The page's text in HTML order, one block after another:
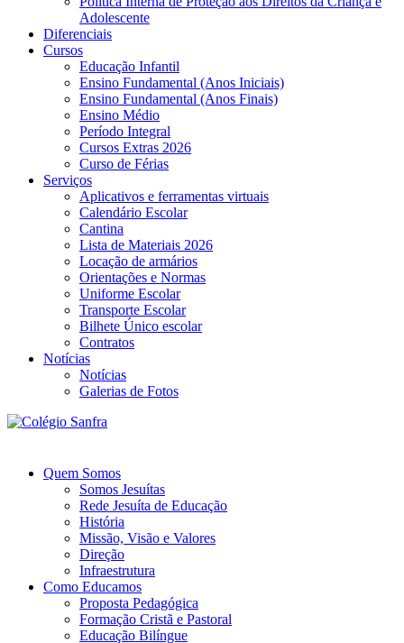
Adolescente
Diferenciais
Cursos
Educação Infantil
Ensino Fundamental (Anos Iniciais)
Ensino Fundamental (Anos Finais)
Ensino Médio
Período Integral
Cursos Extras 2026
Curso de Férias
Serviços
Aplicativos e ferramentas virtuais
Calendário Escolar
Cantina
Lista de Materiais 2026
Locação de armários
Orientações e Normas
Uniforme Escolar
Transporte Escolar
Bilhete Único escolar
Contratos
Notícias
Notícias
Galerias de Fotos
Quem Somos
Somos Jesuítas
Rede Jesuíta de Educação
História
Missão, Visão e Valores
Direção
Infraestrutura
Como Educamos
Proposta Pedagógica
Formação Cristã e Pastoral
Educação Bilíngue